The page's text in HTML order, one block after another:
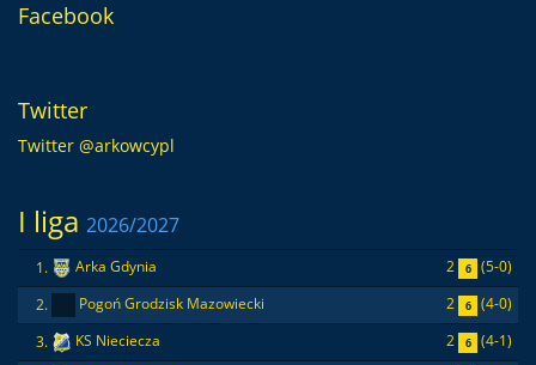
Facebook
Twitter
Twitter @arkowcypl
I liga 2026/2027
1. Arka Gdynia 2 6
(5-0)
2.
Pogoń Grodzisk Mazowiecki 2 6
(4-0)
3.
KS Nieciecza 2 6
(4-1)